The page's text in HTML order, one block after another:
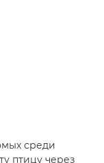
среди
птицу через